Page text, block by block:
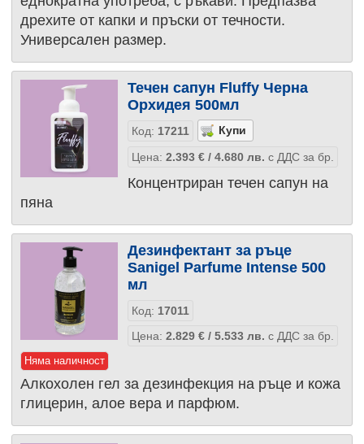
дрехите от капки и пръски от течности.
Универсален размер.
Течен сапун Fluffy Черна
Орхидея 500мл
Код: 17211
Цена: 2.393 €/ 4.680 лв. с ДДС за бр.
Концентриран течен сапун на
пяна
Дезинфектант за ръце
Sanigel Parfume Intense 500
мл
Код: 17011
Цена: 2.829 €/ 5.533 лв. с ДДС за бр.
Няма наличност
Алкохолен гел за дезинфекция на ръце и кожа
глицерин, алое вера и парфюм.